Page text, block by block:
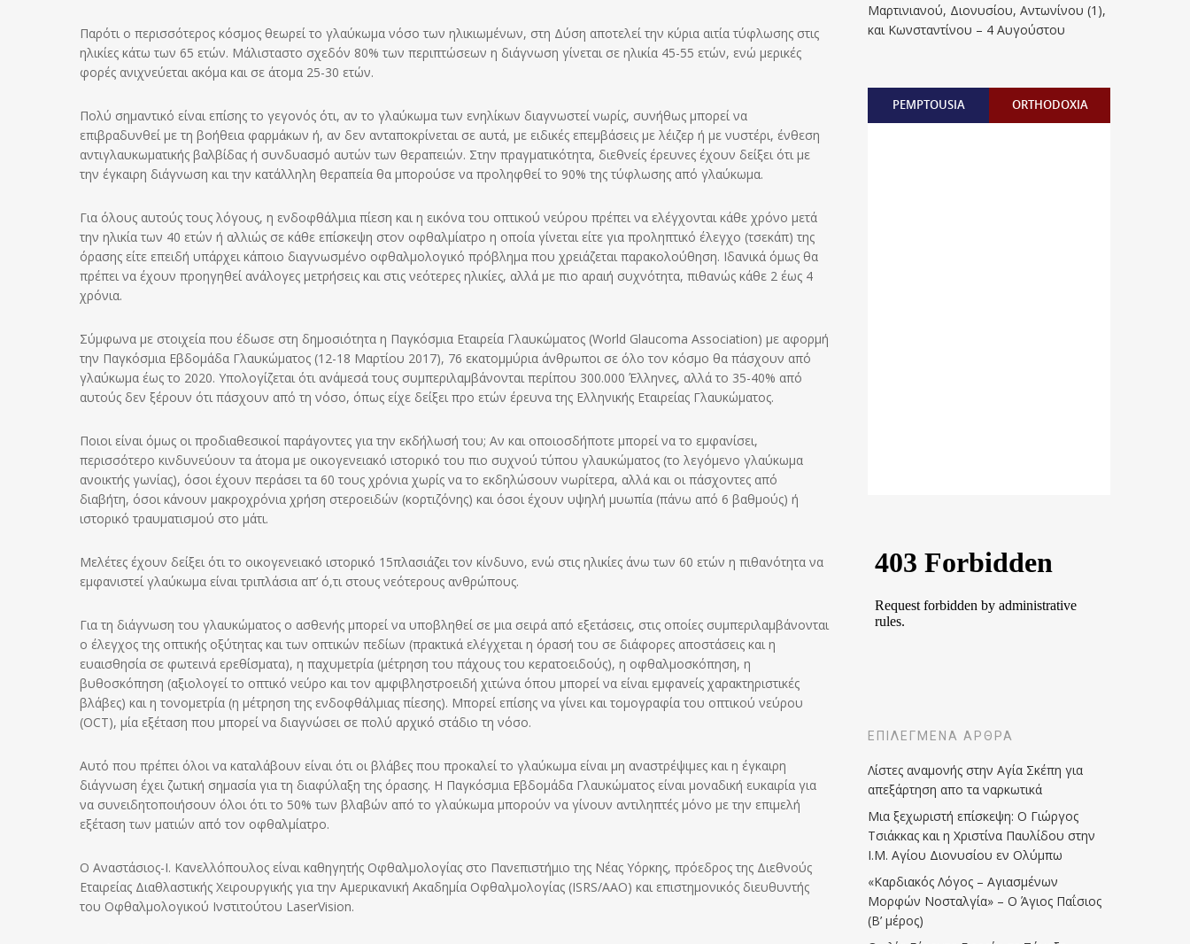
Παρότι ο περισσότερος κόσμος θεωρεί το γλαύκωμα νόσο των ηλικιωμένων, στη Δύση αποτελεί την κύρια αιτία τύφλωσης στις
ηλικίες κάτω των 65 ετών. Μάλισταστο σχεδόν 80% των περιπτώσεων η διάγνωση γίνεται σε ηλικία 45-55 ετών, ενώ μερικές
φορές ανιχνεύεται ακόμα και σε άτομα 25-30 ετών.
Πολύ σημαντικό είναι επίσης το γεγονός ότι, αν το γλαύκωμα των ενηλίκων διαγνωστεί νωρίς, συνήθως μπορεί να
επιβραδυνθεί με τη βοήθεια φαρμάκων ή, αν δεν ανταποκρίνεται σε αυτά, με ειδικές επεμβάσεις με λέιζερ ή με νυστέρι, ένθεση
αντιγλαυκωματικής βαλβίδας ή συνδυασμό αυτών των θεραπειών. Στην πραγματικότητα, διεθνείς έρευνες έχουν δείξει ότι με
την έγκαιρη διάγνωση και την κατάλληλη θεραπεία θα μπορούσε να προληφθεί το 90% της τύφλωσης από γλαύκωμα.
Για όλους αυτούς τους λόγους, η ενδοφθάλμια πίεση και η εικόνα του οπτικού νεύρου πρέπει να ελέγχονται κάθε χρόνο μετά
την ηλικία των 40 ετών ή αλλιώς σε κάθε επίσκεψη στον οφθαλμίατρο η οποία γίνεται είτε για προληπτικό έλεγχο (τσεκάπ) της
όρασης είτε επειδή υπάρχει κάποιο διαγνωσμένο οφθαλμολογικό πρόβλημα που χρειάζεται παρακολούθηση. Ιδανικά όμως θα
πρέπει να έχουν προηγηθεί ανάλογες μετρήσεις και στις νεότερες ηλικίες, αλλά με πιο αραιή συχνότητα, πιθανώς κάθε 2 έως 4
χρόνια.
Σύμφωνα με στοιχεία που έδωσε στη δημοσιότητα η Παγκόσμια Εταιρεία Γλαυκώματος (World Glaucoma Association) με αφορμή
την Παγκόσμια Εβδομάδα Γλαυκώματος (12-18 Μαρτίου 2017), 76 εκατομμύρια άνθρωποι σε όλο τον κόσμο θα πάσχουν από
γλαύκωμα έως το 2020. Υπολογίζεται ότι ανάμεσά τους συμπεριλαμβάνονται περίπου 300.000 Έλληνες, αλλά το 35-40% από
αυτούς δεν ξέρουν ότι πάσχουν από τη νόσο, όπως είχε δείξει προ ετών έρευνα της Ελληνικής Εταιρείας Γλαυκώματος.
Ποιοι είναι όμως οι προδιαθεσικοί παράγοντες για την εκδήλωσή του; Αν και οποιοσδήποτε μπορεί να το εμφανίσει,
περισσότερο κινδυνεύουν τα άτομα με οικογενειακό ιστορικό του πιο συχνού τύπου γλαυκώματος (το λεγόμενο γλαύκωμα
ανοικτής γωνίας), όσοι έχουν περάσει τα 60 τους χρόνια χωρίς να το εκδηλώσουν νωρίτερα, αλλά και οι πάσχοντες από
διαβήτη, όσοι κάνουν μακροχρόνια χρήση στεροειδών (κορτιζόνης) και όσοι έχουν υψηλή μυωπία (πάνω από 6 βαθμούς) ή
ιστορικό τραυματισμού στο μάτι.
Μελέτες έχουν δείξει ότι το οικογενειακό ιστορικό 15πλασιάζει τον κίνδυνο, ενώ στις ηλικίες άνω των 60 ετών η πιθανότητα να
εμφανιστεί γλαύκωμα είναι τριπλάσια απ’ ό,τι στους νεότερους ανθρώπους.
Για τη διάγνωση του γλαυκώματος ο ασθενής μπορεί να υποβληθεί σε μια σειρά από εξετάσεις, στις οποίες συμπεριλαμβάνονται
ο έλεγχος της οπτικής οξύτητας και των οπτικών πεδίων (πρακτικά ελέγχεται η όρασή του σε διάφορες αποστάσεις και η
ευαισθησία σε φωτεινά ερεθίσματα), η παχυμετρία (μέτρηση του πάχους του κερατοειδούς), η οφθαλμοσκόπηση, η
βυθοσκόπηση (αξιολογεί το οπτικό νεύρο και τον αμφιβληστροειδή χιτώνα όπου μπορεί να είναι εμφανείς χαρακτηριστικές
βλάβες) και η τονομετρία (η μέτρηση της ενδοφθάλμιας πίεσης). Μπορεί επίσης να γίνει και τομογραφία του οπτικού νεύρου
(OCT), μία εξέταση που μπορεί να διαγνώσει σε πολύ αρχικό στάδιο τη νόσο.
Αυτό που πρέπει όλοι να καταλάβουν είναι ότι οι βλάβες που προκαλεί το γλαύκωμα είναι μη αναστρέψιμες και η έγκαιρη
διάγνωση έχει ζωτική σημασία για τη διαφύλαξη της όρασης. Η Παγκόσμια Εβδομάδα Γλαυκώματος είναι μοναδική ευκαιρία για
να συνειδητοποιήσουν όλοι ότι το 50% των βλαβών από το γλαύκωμα μπορούν να γίνουν αντιληπτές μόνο με την επιμελή
εξέταση των ματιών από τον οφθαλμίατρο.
Ο Αναστάσιος-Ι. Κανελλόπουλος είναι καθηγητής Οφθαλμολογίας στο Πανεπιστήμιο της Νέας Υόρκης, πρόεδρος της Διεθνούς
Εταιρείας Διαθλαστικής Χειρουργικής για την Αμερικανική Ακαδημία Οφθαλμολογίας (ISRS/ΑΑΟ) και επιστημονικός διευθυντής
του Οφθαλμολογικού Ινστιτούτου LaserVision.
Mαρτινιανού, Διονυσίου, Aντωνίνου (1),
και Kωνσταντίνου – 4 Αυγούστου
PEMPTOUSIA ORTHODOXIA
ΕΠΙΛΕΓΜΈΝΑ ΆΡΘΡΑ
Λίστες αναμονής στην Αγία Σκέπη για
απεξάρτηση απο τα ναρκωτικά
Μια ξεχωριστή επίσκεψη: Ο Γιώργος
Τσιάκκας και η Χριστίνα Παυλίδου στην
Ι.Μ. Αγίου Διονυσίου εν Ολύμπω
«Καρδιακός Λόγος – Αγιασμένων
Μορφών Νοσταλγία» – Ο Άγιος Παΐσιος
(Β’ μέρος)